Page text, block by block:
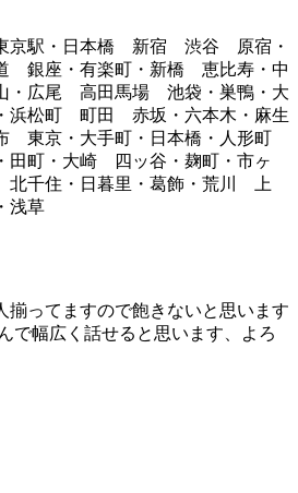
京駅・日本橋 新宿 渋谷 原宿・
銀座・有楽町・新橋 恵比寿・中
・広尾 高田馬場 池袋・巣鴨・大
浜松町 町田 赤坂・六本木・麻生
東京・大手町・日本橋・人形町
田町・大崎 四ッ谷・麹町・市ヶ
千住・日暮里・葛飾・荒川 上
浅草
揃ってますので飽きないと思います
で幅広く話せると思います、よろ